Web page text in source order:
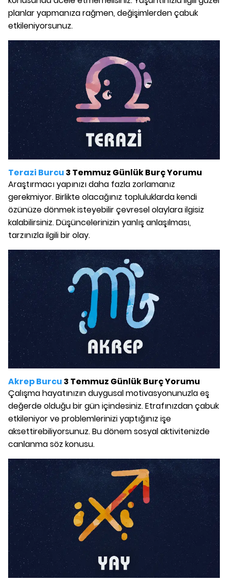
planlar yapmanıza rağmen, değişimlerden çabuk
etkileniyorsunuz.
Terazi Burcu 3 Temmuz Günlük Burç Yorumu
Araştırmacı yapınızı daha fazla zorlamanız
gerekmiyor. Birlikte olacağınız topluluklarda kendi
özünüze dönmek isteyebilir çevresel olaylara ilgisiz
kalabilirsiniz. Düşüncelerinizin yanlış anlaşılması,
tarzınızla ilgili bir olay.
Akrep Burcu 3 Temmuz Günlük Burç Yorumu
Çalışma hayatınızın duygusal motivasyonunuzla eş
değerde olduğu bir gün içindesiniz. Etrafınızdan çabuk
etkileniyor ve problemlerinizi yaptığınız işe
aksettirebiliyorsunuz. Bu dönem sosyal aktivitenizde
canlanma söz konusu.